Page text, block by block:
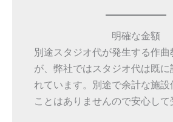
明確な金額
別途スタジオ代が発生する作
が、弊社ではスタジオ代は既に
れています。別途で余計な施設
ことはありませんので安心して